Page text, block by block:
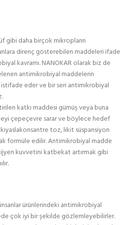
gibi daha birçok mikropların
direnç gösterebilen maddeleri ifade
kavramı. NANOKAR olarak biz de
antimikrobiyal maddelerin
eder ve bir seri antimikrobiyal
katkı maddesi gümüş veya buna
çepeçevre sarar ve böylece hedef
toz, likit süspansiyon
formüle edilir. Antimikrobiyal madde
kuvvetini katbekat artırmak gibi
ürünlerindeki antimikrobiyal
çok iyi bir şekilde gözlemleyebilirler.